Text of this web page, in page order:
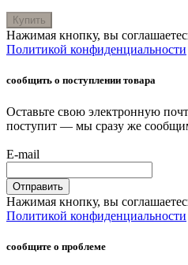
Купить
Нажимая кнопку, вы
Политикой конфиденциальности
сообщить о поступлении товара
Оставьте свою электронную
поступит — мы сразу же
E-mail
Отправить
Нажимая кнопку, вы
Политикой конфиденциальности
сообщите о проблеме